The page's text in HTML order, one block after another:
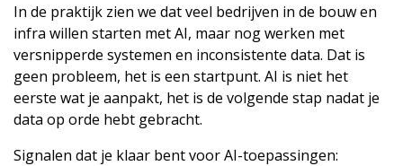
In de praktijk zien we dat veel bedrijven in de bouw en
infra willen starten met AI, maar nog werken met
versnipperde systemen en inconsistente data. Dat is
geen probleem, het is een startpunt. AI is niet het
eerste wat je aanpakt, het is de volgende stap nadat je
data op orde hebt gebracht.
Signalen dat je klaar bent voor AI-toepassingen: